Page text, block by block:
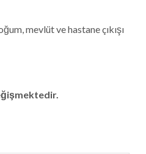
mevlüt ve hastane çıkışı